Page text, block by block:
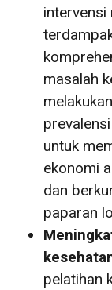
intervensi
masalah
untuk
ekonomi
dan
paparan
pelatihan